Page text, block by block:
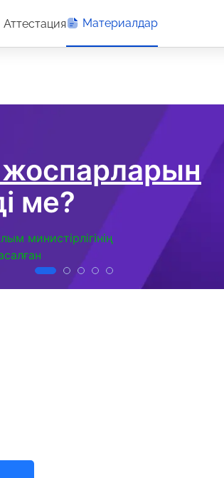
Аттестация Материалдар
ме?
министірлігінің